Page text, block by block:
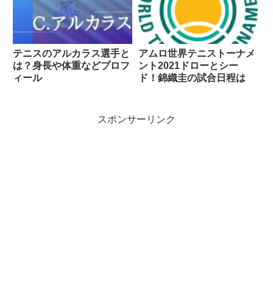
テニスのアルカラス選手と
は？身長や体重などプロフ
ィール
アムロ世界テニストーナメ
ント2021ドローとシー
ド！錦織圭の試合日程は
スポンサーリンク